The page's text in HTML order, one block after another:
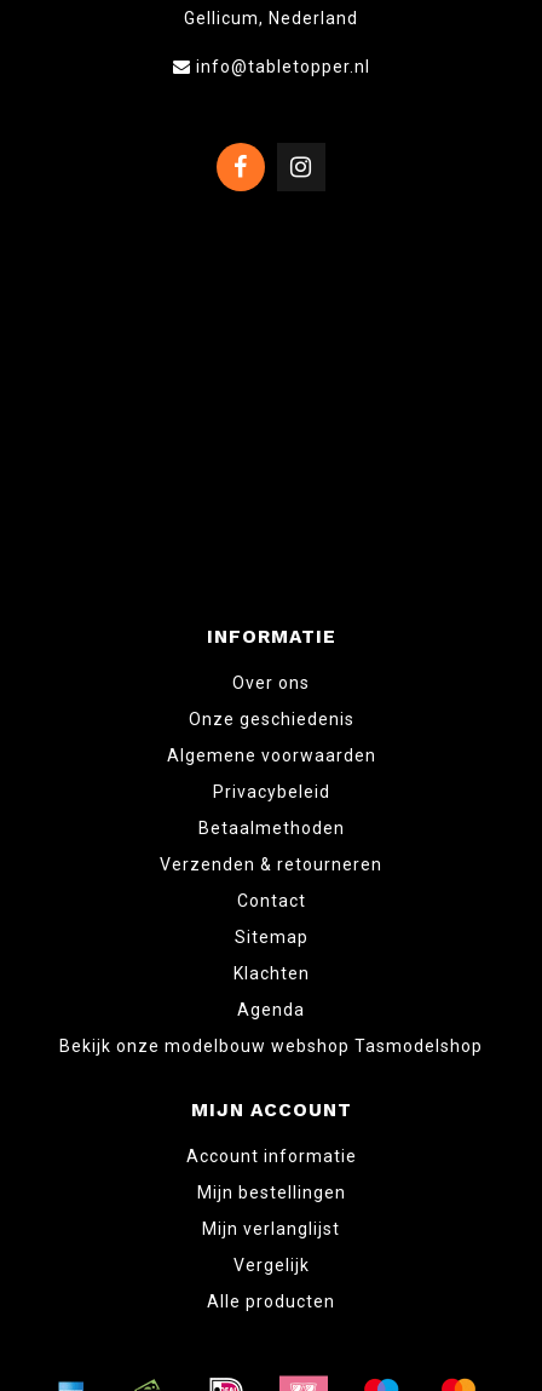
Gellicum, Nederland
info@tabletopper.nl
INFORMATIE
Over ons
Onze geschiedenis
Algemene voorwaarden
Privacybeleid
Betaalmethoden
Verzenden & retourneren
Contact
Sitemap
Klachten
Agenda
Bekijk onze modelbouw webshop Tasmodelshop
MIJN ACCOUNT
Account informatie
Mijn bestellingen
Mijn verlanglijst
Vergelijk
Alle producten